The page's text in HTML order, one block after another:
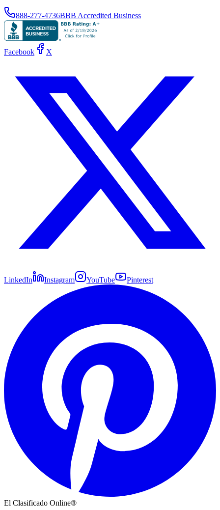
888-277-4736BBB Accredited Business
Facebook X
LinkedIn Instagram YouTube Pinterest
El Clasificado Online®